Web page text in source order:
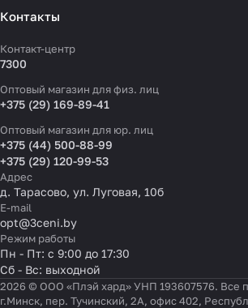
Контакты
Контакт-центр
7300
Оптовый магазин для физ. лиц
+375 (29) 169-89-41
Оптовый магазин для юр. лиц
+375 (44) 500-88-99
+375 (29) 120-99-53
Адрес
д. Тарасово, ул. Луговая, 10б
E-mail
opt@3ceni.by
Режим работы
Пн - Пт: с 9:00 до 17:30
Сб - Вс: выходной
2026 © ООО «Плэй хард» УНП 193607576. Все
г.Минск, пер. Тучинский, 2А, офис 402,